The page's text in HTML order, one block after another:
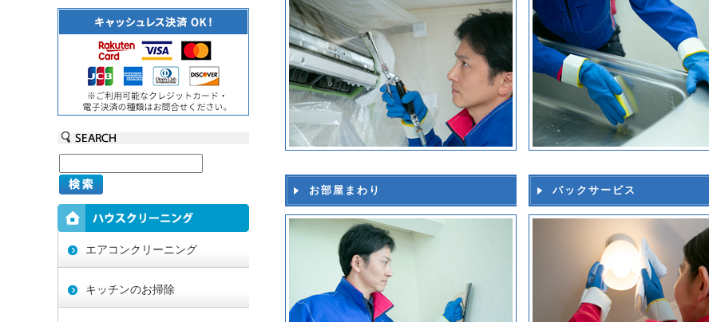
お部屋まわり パックサービス
エアコンクリーニング
キッチンのお掃除